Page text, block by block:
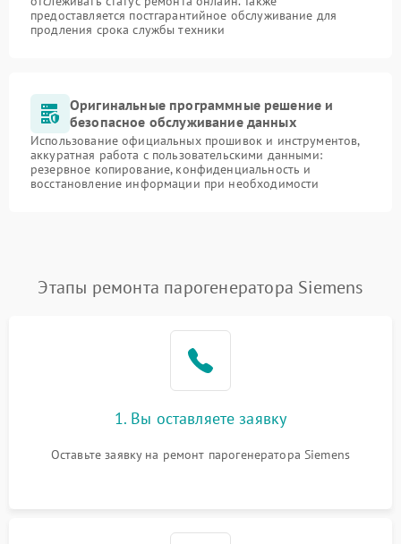
предоставляется постгарантийное обслуживание для
продления срока службы техники
Оригинальные программные решение и
безопасное обслуживание данных
Использование официальных прошивок и инструментов,
аккуратная работа с пользовательскими данными:
резервное копирование, конфиденциальность и
восстановление информации при необходимости
Этапы ремонта парогенератора Siemens
1. Вы оставляете заявку
Оставьте заявку на ремонт парогенератора Siemens